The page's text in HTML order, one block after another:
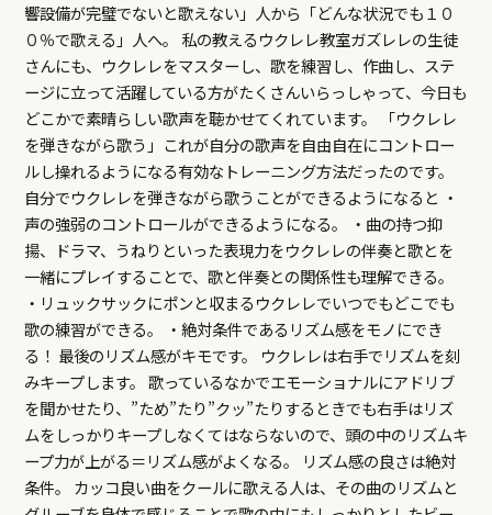
響設備が完璧でないと歌えない」人から「どんな状況でも１０
０％で歌える」人へ。 私の教えるウクレレ教室ガズレレの生徒
さんにも、ウクレレをマスターし、歌を練習し、作曲し、ステ
ージに立って活躍している方がたくさんいらっしゃって、今日も
どこかで素晴らしい歌声を聴かせてくれています。 「ウクレレ
を弾きながら歌う」これが自分の歌声を自由自在にコントロー
ルし操れるようになる有効なトレーニング方法だったのです。
自分でウクレレを弾きながら歌うことができるようになると ・
声の強弱のコントロールができるようになる。 ・曲の持つ抑
揚、ドラマ、うねりといった表現力をウクレレの伴奏と歌とを
一緒にプレイすることで、歌と伴奏との関係性も理解できる。
・リュックサックにポンと収まるウクレレでいつでもどこでも
歌の練習ができる。 ・絶対条件であるリズム感をモノにでき
る！ 最後のリズム感がキモです。 ウクレレは右手でリズムを刻
みキープします。 歌っているなかでエモーショナルにアドリブ
を聞かせたり、”ため”たり”クッ”たりするときでも右手はリズ
ムをしっかりキープしなくてはならないので、頭の中のリズムキ
ープ力が上がる＝リズム感がよくなる。 リズム感の良さは絶対
条件。 カッコ良い曲をクールに歌える人は、その曲のリズムと